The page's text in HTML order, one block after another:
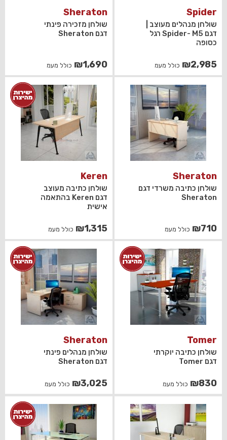
Spider
שולחן מנהלים מעוצב |
דגם Spider- M5 רגל
כסופה
₪2,985 כולל מעמ
Sheraton
שולחן מזכירה פינתי
דגם Sheraton
₪1,690 כולל מעמ
Sheraton
שולחן כתיבה משרדי דגם
Sheraton
₪710 כולל מעמ
Keren
שולחן כתיבה מעוצב
דגם Keren בהתאמה
אישית
₪1,315 כולל מעמ
Tomer
שולחן כתיבה יוקרתי
דגם Tomer
₪830 כולל מעמ
Sheraton
שולחן מנהלים פינתי
דגם Sheraton
₪3,025 כולל מעמ